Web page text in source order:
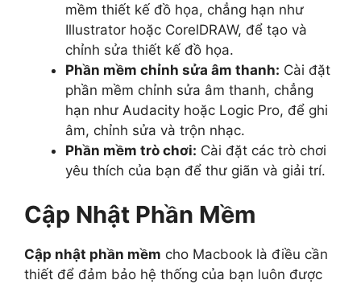
mềm thiết kế đồ họa, chẳng hạn như
Illustrator hoặc CorelDRAW, để tạo và
chỉnh sửa thiết kế đồ họa.
Phần mềm chỉnh sửa âm thanh: Cài đặt
phần mềm chỉnh sửa âm thanh, chẳng
hạn như Audacity hoặc Logic Pro, để ghi
âm, chỉnh sửa và trộn nhạc.
Phần mềm trò chơi: Cài đặt các trò chơi
yêu thích của bạn để thư giãn và giải trí.
Cập Nhật Phần Mềm
Cập nhật phần mềm cho Macbook là điều cần
thiết để đảm bảo hệ thống của bạn luôn được